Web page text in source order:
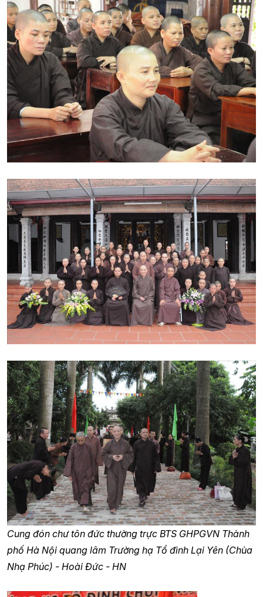
Cung đón chư tôn đức thường trực BTS GHPGVN Thành
phố Hà Nội quang lâm Trường hạ Tổ đình Lại Yên (Chùa
Nhạ Phúc) - Hoài Đức - HN